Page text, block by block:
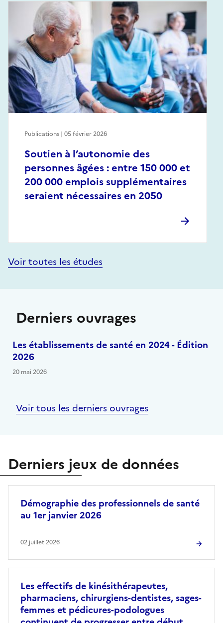
Soutien à l’autonomie des
personnes âgées : entre 150 000 et
200 000 emplois supplémentaires
seraient nécessaires en 2050
Publications | 05 février 2026
Voir toutes les études
Derniers ouvrages
Les établissements de santé en 2024 - Édition
2026
20 mai 2026
Voir tous les derniers ouvrages
Derniers jeux de données
Démographie des professionnels de santé
au 1er janvier 2026
02 juillet 2026
Les effectifs de kinésithérapeutes,
pharmaciens, chirurgiens-dentistes, sages-
femmes et pédicures-podologues